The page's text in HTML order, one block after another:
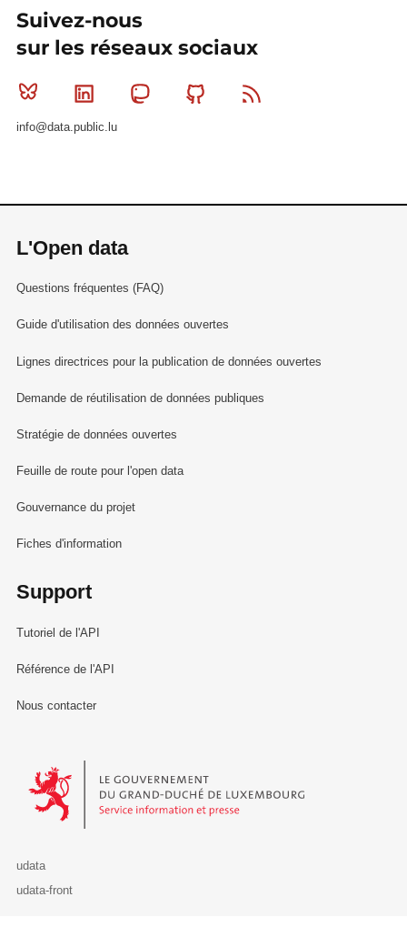
Suivez-nous
sur les réseaux sociaux
Bluesky Linkedin MastodonGithub
info@data.public.lu
L'Open data
Questions fréquentes (FAQ)
Guide d'utilisation des données ouvertes
Lignes directrices pour la publication de données ouvertes
Demande de réutilisation de données publiques
Stratégie de données ouvertes
Feuille de route pour l'open data
Gouvernance du projet
Fiches d'information
Support
Tutoriel de l'API
Référence de l'API
Nous contacter
Le Gouvernement du Grand-Duché de Luxembourg - Service
udata
udata-front